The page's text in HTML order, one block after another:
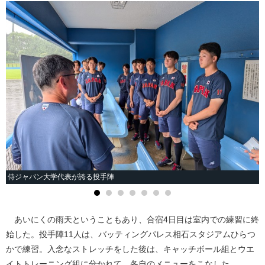
侍ジャパン大学代表が誇る投手陣
あいにくの雨天ということもあり、合宿4日目は室内での練習に終
始した。投手陣11人は、バッティングパレス相石スタジアムひらつ
かで練習。入念なストレッチをした後は、キャッチボール組とウエ